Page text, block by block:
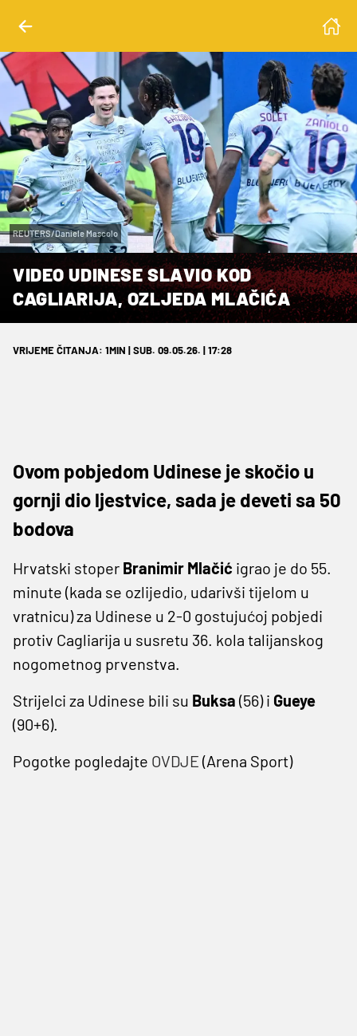
REUTERS/Daniele Mascolo
VIDEO UDINESE SLAVIO KOD
CAGLIARIJA, OZLJEDA MLAČIĆA
VRIJEME ČITANJA: 1MIN | SUB. 09.05.26. | 17:28
Ovom pobjedom Udinese je skočio u
gornji dio ljestvice, sada je deveti sa 50
bodova
Hrvatski stoper Branimir Mlačić igrao je do 55.
minute (kada se ozlijedio, udarivši tijelom u
vratnicu) za Udinese u 2-0 gostujućoj pobjedi
protiv Cagliarija u susretu 36. kola talijanskog
nogometnog prvenstva.
Strijelci za Udinese bili su Buksa (56) i Gueye
(90+6).
Pogotke pogledajte OVDJE (Arena Sport)